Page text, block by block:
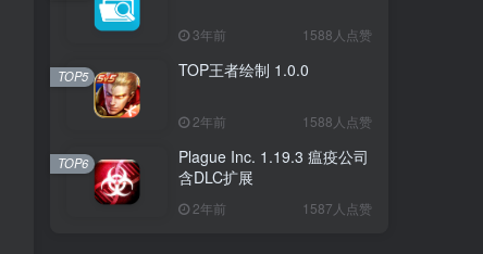
3年前 1588人点赞
TOP王者绘制 1.0.0
2年前 1588人点赞
TOP5
Plague Inc. 1.19.3 瘟疫公司
含DLC扩展
2年前 1587人点赞
TOP6